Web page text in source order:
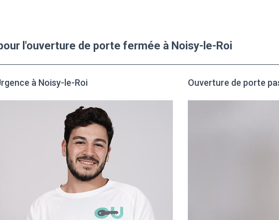
l'ouverture de porte fermée à Noisy-le-Roi
à Noisy-le-Roi Ouverture de porte